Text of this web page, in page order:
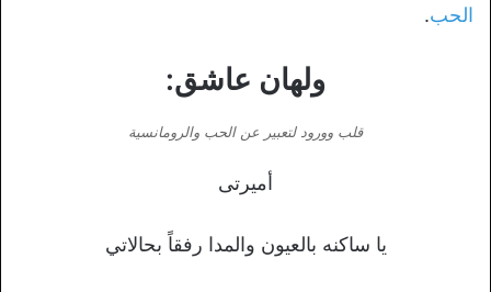
الحب.
ولهان عاشق:
قلب وورود لتعبير عن الحب والرومانسية
أميرتى
يا ساكنه بالعيون والمدا رفقاً بحالاتي